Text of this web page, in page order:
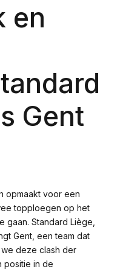
en
Gent
opmaakt voor een
topploegen op het
gaan. Standard Liège,
Gent, een team dat
deze clash der
positie in de